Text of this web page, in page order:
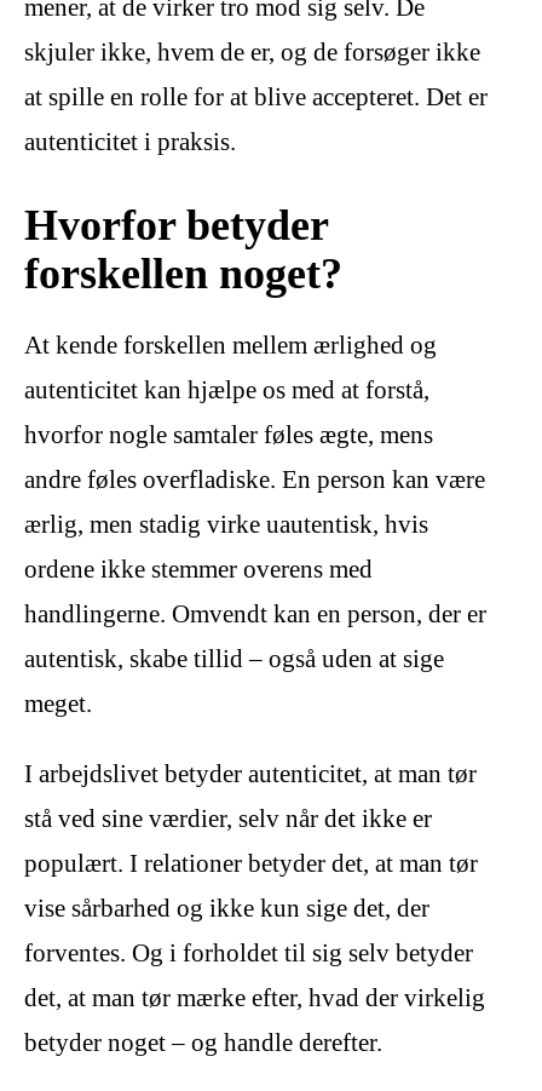
mener, at de virker tro mod sig selv. De
skjuler ikke, hvem de er, og de forsøger ikke
at spille en rolle for at blive accepteret. Det er
autenticitet i praksis.
Hvorfor betyder
forskellen noget?
At kende forskellen mellem ærlighed og
autenticitet kan hjælpe os med at forstå,
hvorfor nogle samtaler føles ægte, mens
andre føles overfladiske. En person kan være
ærlig, men stadig virke uautentisk, hvis
ordene ikke stemmer overens med
handlingerne. Omvendt kan en person, der er
autentisk, skabe tillid – også uden at sige
meget.
I arbejdslivet betyder autenticitet, at man tør
stå ved sine værdier, selv når det ikke er
populært. I relationer betyder det, at man tør
vise sårbarhed og ikke kun sige det, der
forventes. Og i forholdet til sig selv betyder
det, at man tør mærke efter, hvad der virkelig
betyder noget – og handle derefter.